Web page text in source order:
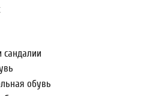
сандалии
обувь